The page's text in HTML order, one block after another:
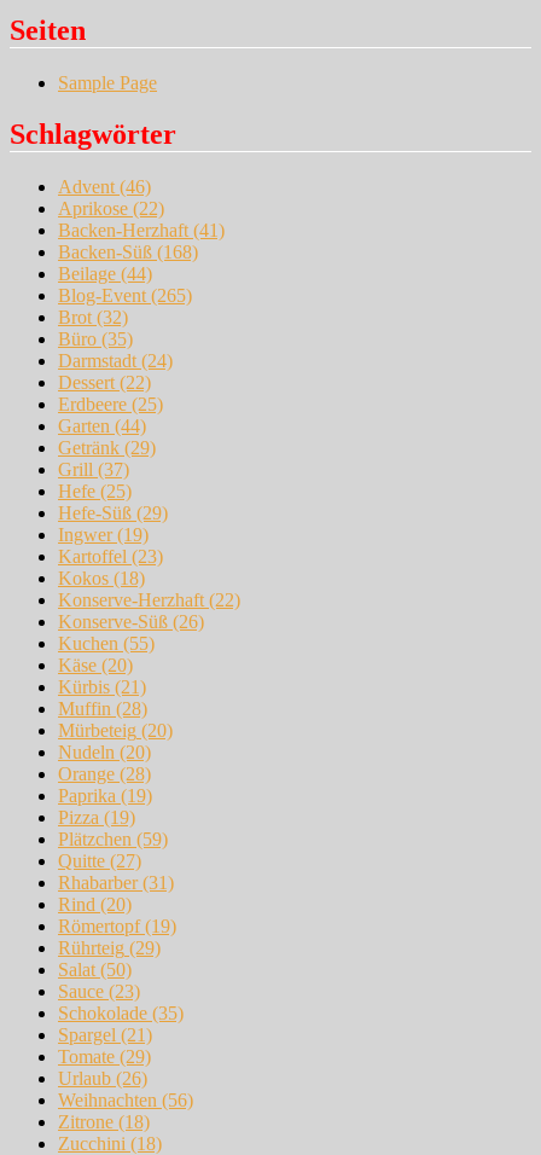
Seiten
Sample Page
Schlagwörter
Advent (46)
Aprikose (22)
Backen-Herzhaft (41)
Backen-Süß (168)
Beilage (44)
Blog-Event (265)
Brot (32)
Büro (35)
Darmstadt (24)
Dessert (22)
Erdbeere (25)
Garten (44)
Getränk (29)
Grill (37)
Hefe (25)
Hefe-Süß (29)
Ingwer(19)
Kartoffel (23)
Kokos (18)
Konserve-Herzhaft (22)
Konserve-Süß (26)
Kuchen (55)
Käse (20)
Kürbis (21)
Muffin (28)
Mürbeteig (20)
Nudeln (20)
Orange (28)
Paprika (19)
Pizza (19)
Plätzchen (59)
Quitte (27)
Rhabarber(31)
Rind (20)
Römertopf(19)
Rührteig (29)
Salat (50)
Sauce (23)
Schokolade (35)
Spargel (21)
Tomate (29)
Urlaub (26)
Weihnachten (56)
Zitrone (18)
Zucchini (18)